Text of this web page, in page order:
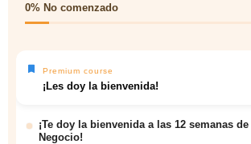
0% No comenzado
Premium course
¡Les doy la bienvenida!
¡Te doy la bienvenida a las 12 semanas
Negocio!